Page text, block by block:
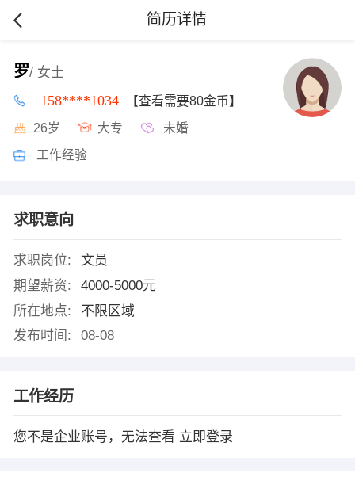
简历详情
罗/ 女士
158****1034 【查看需要80金币】
26岁 大专 未婚
工作经验
求职意向
求职岗位:
文员
期望薪资:
4000-5000元
所在地点:
不限区域
发布时间:
08-08
工作经历
您不是企业账号，无法查看 立即登录